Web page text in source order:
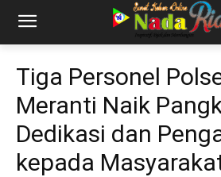
Tiga Personel
Meranti Naik
Dedikasi dan
kepada